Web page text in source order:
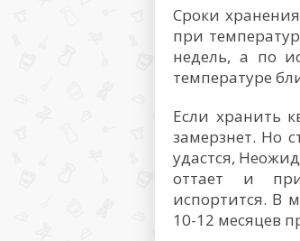
Сроки
при
недель, а по
температуре
Если хранить
замерзнет. Но
удастся,
оттает и
испортится. В
10-12 месяцев